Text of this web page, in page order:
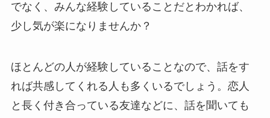
でなく、みんな経験していることだとわかれば、
少し気が楽になりませんか？
ほとんどの人が経験していることなので、話をす
れば共感してくれる人も多くいるでしょう。恋人
と長く付き合っている友達などに、話を聞いても